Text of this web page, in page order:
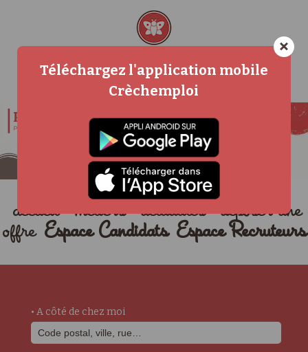
accueil métiers actualités
déposer une
offre Espace Candidats Espace Recruteurs
• A côté de chez moi
×
Téléchargez l'application mobile
Crèchemploi